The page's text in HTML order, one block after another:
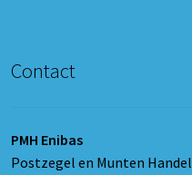
Contact
PMH Enibas
Postzegel en Munten Handel